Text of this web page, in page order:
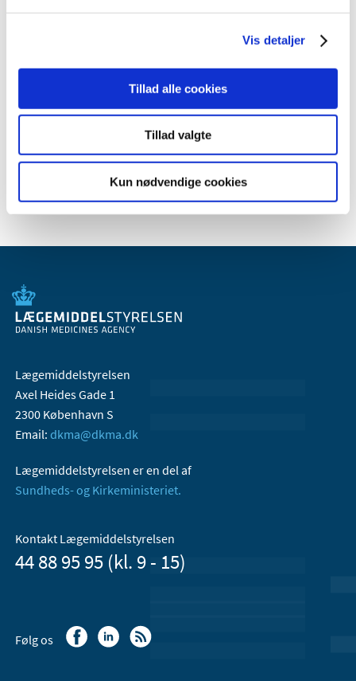
Vis detaljer
Tillad alle cookies
Tillad valgte
Kun nødvendige cookies
2008 (8)
2006 (9)
Lægemiddelstyrelsen
Axel Heides Gade 1
2300 København S
Email: dkma@dkma.dk
Lægemiddelstyrelsen er en del af
Sundheds- og Kirkeministeriet.
Kontakt Lægemiddelstyrelsen
44 88 95 95 (kl. 9 - 15)
Følg os